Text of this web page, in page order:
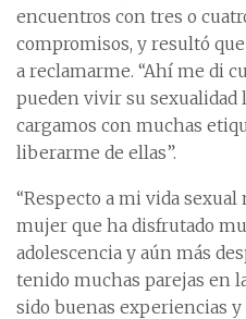
encuentros con tres o
compromisos, y resultó
a reclamarme. “Ahí me di
pueden vivir su sexualidad
cargamos con muchas
liberarme de ellas”.
“Respecto a mi vida
mujer que ha disfrutado
adolescencia y aún más
tenido muchas parejas en
sido buenas experiencias